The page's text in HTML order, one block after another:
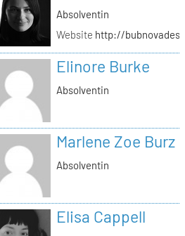
Absolventin
Website http://
Elinore Burke
Absolventin
Marlene Zoe Burz
Absolventin
Elisa Cappell